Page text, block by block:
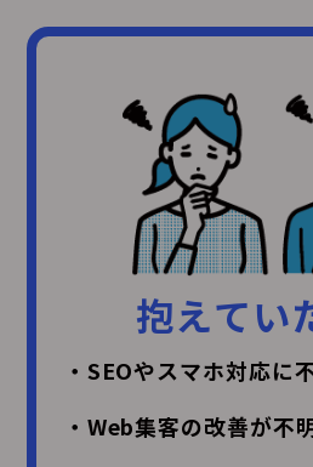
抱えてい
・SEOやスマホ対応に
・Web集客の改善が不